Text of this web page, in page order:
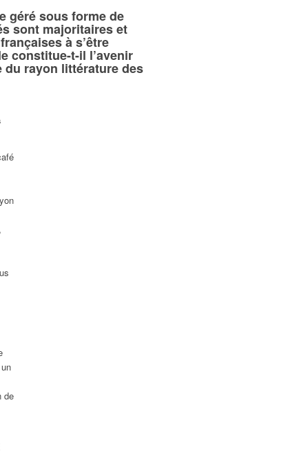
géré sous forme de
sont majoritaires et
à s’être
constitue-t-il l’avenir
du rayon littérature des
de